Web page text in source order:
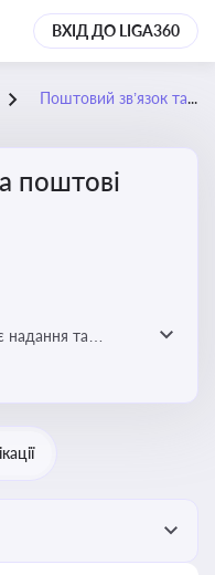
ВХІД ДО LIGA360
Поштовий зв’язок та поштові послуги
поштові
надання та
що
Для
реєстрах і